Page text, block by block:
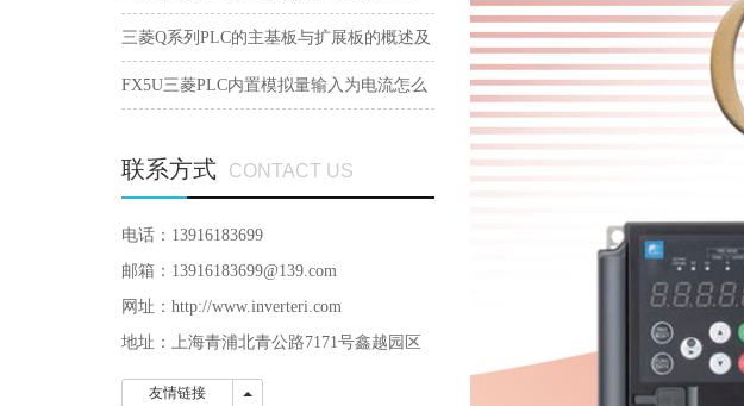
PLC造
三菱Q系列PLC的主基板与扩展板的概述及
选型三菱PLC造
FX5U三菱PLC内置模拟量输入为电流怎么
联系方式 CONTACT US
电话：13916183699
邮箱：13916183699@139.com
网址：http://www.inverteri.com
地址：上海青浦北青公路7171号鑫越园区
友情链接 友情链接